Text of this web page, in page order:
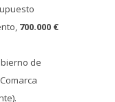
700.000 €
de